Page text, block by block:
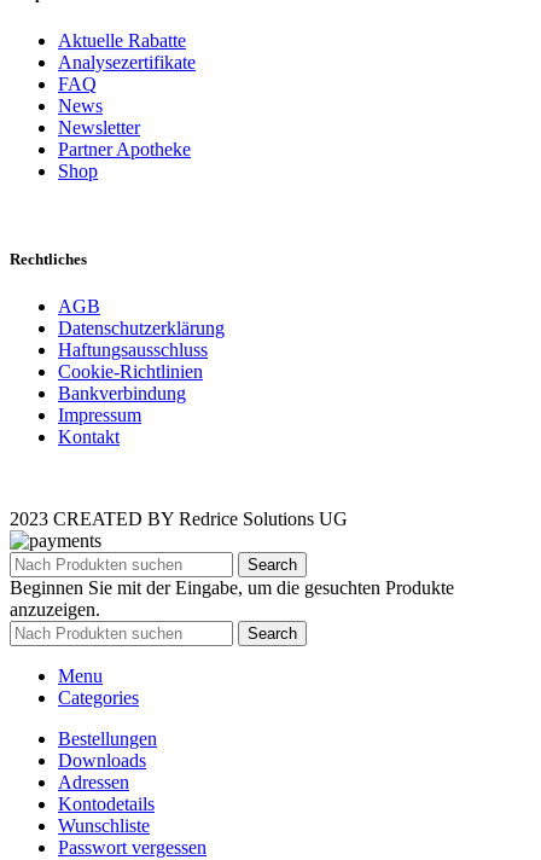
Aktuelle Rabatte
Analysezertifikate
FAQ
News
Newsletter
Partner Apotheke
Shop
Rechtliches
AGB
Datenschutzerklärung
Haftungsausschluss
Cookie-Richtlinien
Bankverbindung
Impressum
Kontakt
2023 CREATED BY Redrice Solutions UG
Search
Beginnen Sie mit der Eingabe, um die gesuchten Produkte
anzuzeigen.
Search
Menu
Categories
Bestellungen
Downloads
Adressen
Kontodetails
Wunschliste
Passwort vergessen